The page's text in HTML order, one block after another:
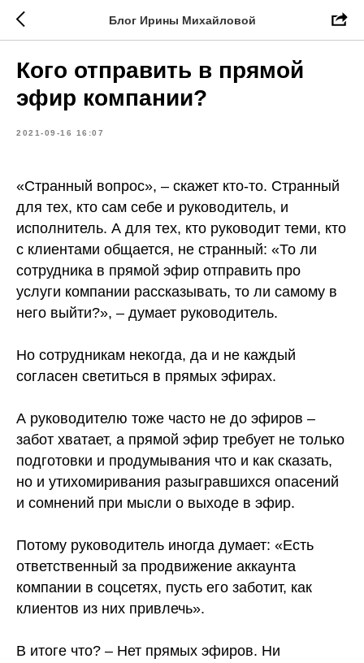
Блог Ирины Михайловой
Кого отправить в прямой
эфир компании?
2021-09-16 16:07
«Странный вопрос», – скажет кто-то. Странный
для тех, кто сам себе и руководитель, и
исполнитель. А для тех, кто руководит теми, кто
с клиентами общается, не странный: «То ли
сотрудника в прямой эфир отправить про
услуги компании рассказывать, то ли самому в
него выйти?», – думает руководитель.
Но сотрудникам некогда, да и не каждый
согласен светиться в прямых эфирах.
А руководителю тоже часто не до эфиров –
забот хватает, а прямой эфир требует не только
подготовки и продумывания что и как сказать,
но и утихомиривания разыгравшихся опасений
и сомнений при мысли о выходе в эфир.
Потому руководитель иногда думает: «Есть
ответственный за продвижение аккаунта
компании в соцсетях, пусть его заботит, как
клиентов из них привлечь».
В итоге что? – Нет прямых эфиров. Ни